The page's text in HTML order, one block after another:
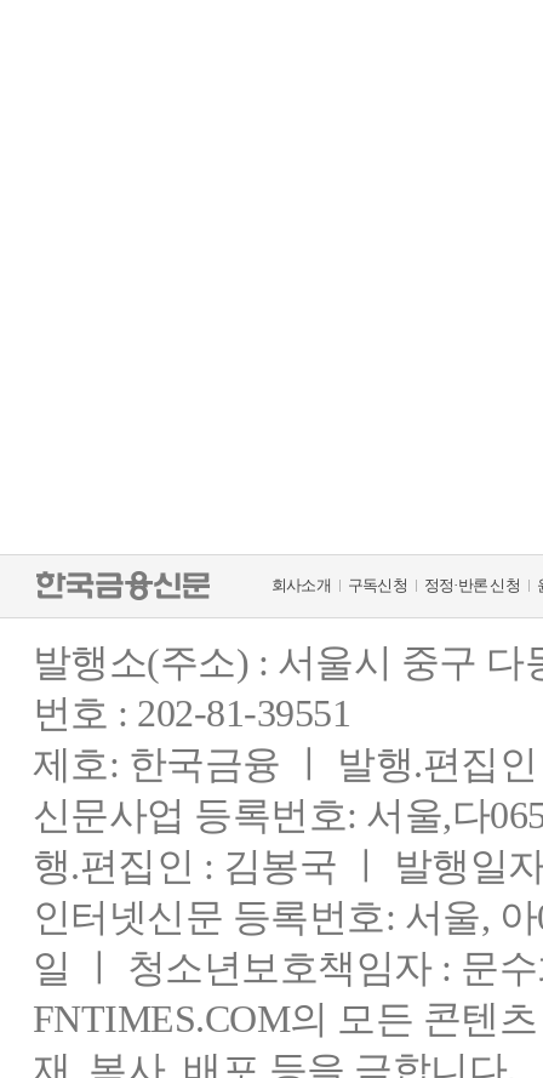
회사소개 구독신청 정정·반론 신청
발행소(주소) : 서울시 중구
번호 : 202-81-39551
제호: 한국금융 ㅣ 발행.편집
신문사업 등록번호: 서울,다
행.편집인 : 김봉국 ㅣ 발행일
인터넷신문 등록번호: 서울,
일 ㅣ 청소년보호책임자 : 문
FNTIMES.COM의 모든 콘텐